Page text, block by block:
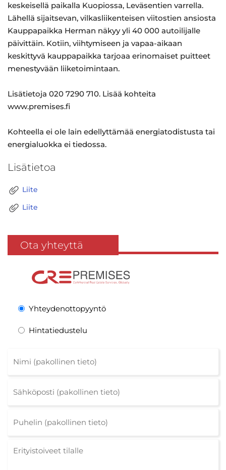
keskeisellä paikalla Kuopiossa, Leväsentien varrella.
Lähellä sijaitsevan, vilkasliikenteisen viitostien ansiosta
Kauppapaikka Herman näkyy yli 40 000 autoilijalle
päivittäin. Kotiin, viihtymiseen ja vapaa-aikaan
keskittyvä kauppapaikka tarjoaa erinomaiset puitteet
menestyvään liiketoimintaan.
Lisätietoja 020 7290 710. Lisää kohteita
www.premises.fi
Kohteella ei ole lain edellyttämää energiatodistusta tai
energialuokka ei tiedossa.
Lisätietoa
Liite
Liite
Ota yhteyttä
Yhteydenottopyyntö
Hintatiedustelu